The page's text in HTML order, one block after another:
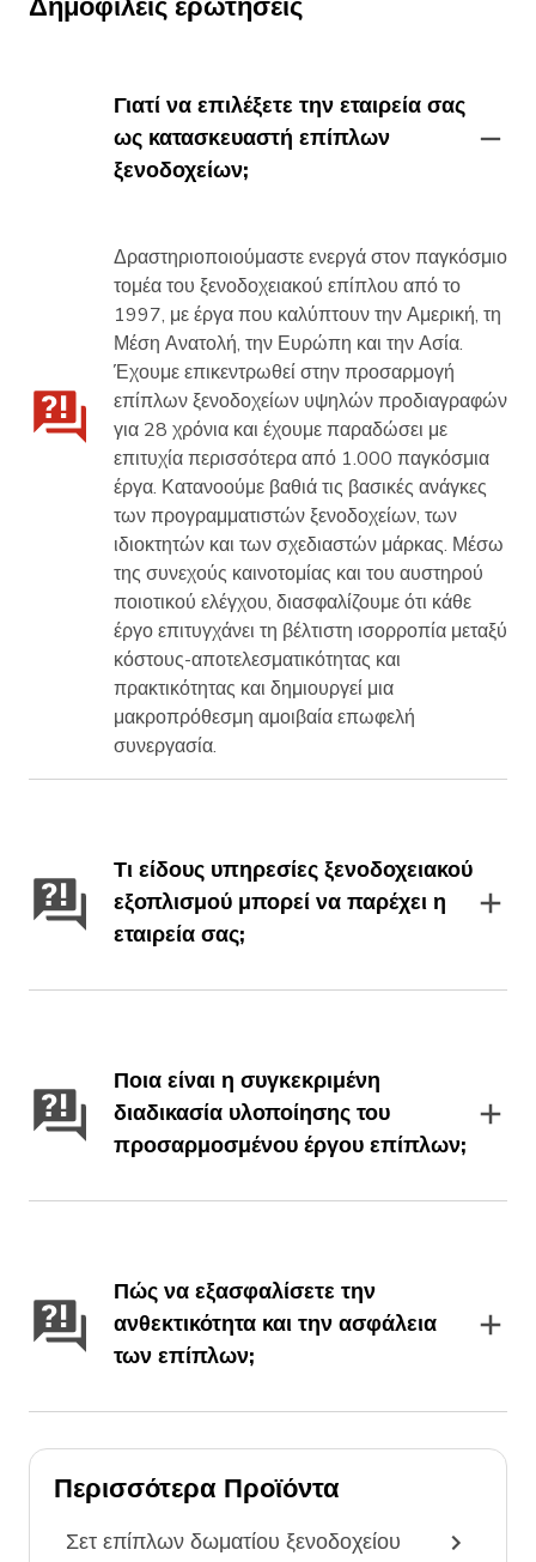
Δημοφιλείς ερωτήσεις
Γιατί να επιλέξετε την εταιρεία σας
ως κατασκευαστή επίπλων
ξενοδοχείων;
Δραστηριοποιούμαστε ενεργά στον παγκόσμιο
τομέα του ξενοδοχειακού επίπλου από το
1997, με έργα που καλύπτουν την Αμερική, τη
Μέση Ανατολή, την Ευρώπη και την Ασία.
Έχουμε επικεντρωθεί στην προσαρμογή
επίπλων ξενοδοχείων υψηλών προδιαγραφών
για 28 χρόνια και έχουμε παραδώσει με
επιτυχία περισσότερα από 1.000 παγκόσμια
έργα. Κατανοούμε βαθιά τις βασικές ανάγκες
των προγραμματιστών ξενοδοχείων, των
ιδιοκτητών και των σχεδιαστών μάρκας. Μέσω
της συνεχούς καινοτομίας και του αυστηρού
ποιοτικού ελέγχου, διασφαλίζουμε ότι κάθε
έργο επιτυγχάνει τη βέλτιστη ισορροπία μεταξύ
κόστους-αποτελεσματικότητας και
πρακτικότητας και δημιουργεί μια
μακροπρόθεσμη αμοιβαία επωφελή
συνεργασία.
Τι είδους υπηρεσίες ξενοδοχειακού
εξοπλισμού μπορεί να παρέχει η
εταιρεία σας;
Ποια είναι η συγκεκριμένη
διαδικασία υλοποίησης του
προσαρμοσμένου έργου επίπλων;
Πώς να εξασφαλίσετε την
ανθεκτικότητα και την ασφάλεια
των επίπλων;
Περισσότερα Προϊόντα
Σετ επίπλων δωματίου ξενοδοχείου